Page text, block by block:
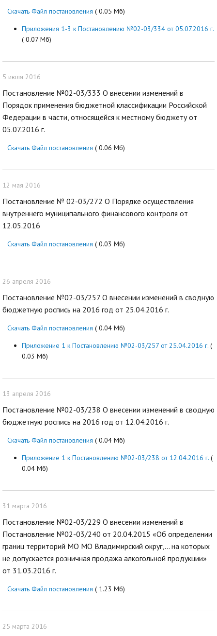
Скачать Файл постановления ( 0.05 Мб)
Приложения 1-3 к Постановлению №02-03/334 от 05.07.2016 г.
( 0.07 Мб)
5 июля 2016
Постановление №02-03/333 О внесении изменений в
Порядок применения бюджетной классификации Российской
Федерации в части, относящейся к местному бюджету от
05.07.2016 г.
Скачать Файл постановления ( 0.06 Мб)
12 мая 2016
Постановление № 02-03/272 О Порядке осуществления
внутреннего муниципального финансового контроля от
12.05.2016
Скачать Файл постановления ( 0.03 Мб)
26 апреля 2016
Постановление №02-03/257 О внесении изменений в сводную
бюджетную роспись на 2016 год от 25.04.2016 г.
Скачать Файл постановления ( 0.04 Мб)
Приложение 1 к Постановлению №02-03/257 от 25.04.2016 г. (
0.03 Мб)
13 апреля 2016
Постановление №02-03/238 О внесении изменений в сводную
бюджетную роспись на 2016 год от 12.04.2016 г.
Скачать Файл постановления ( 0.04 Мб)
Приложение 1 к Постановлению №02-03/238 от 12.04.2016 г. (
0.04 Мб)
31 марта 2016
Постановление №02-03/229 О внесении изменений в
Постановление №02-03/240 от 20.04.2015 «Об определении
границ территорий МО МО Владимирский округ,... на которых
не допускается розничная продажа алкогольной продукции»
от 31.03.2016 г.
Скачать Файл постановления ( 1.23 Мб)
25 марта 2016